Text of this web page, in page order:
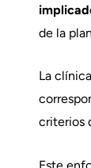
de la
La
criterios